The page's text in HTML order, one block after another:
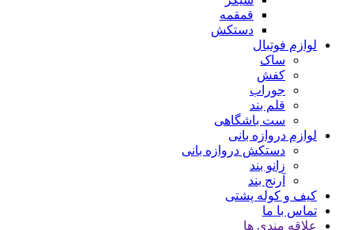
قمقمه
دستکش
لوازم فوتبال
ساک
کفش
جوراب
قلم بند
ست باشگاهی
لوازم دروازه بانی
دستکش دروازه بانی
زانو بند
آرنج بند
کیف و کوله پشتی
تماس با ما
علاقه مندی ها